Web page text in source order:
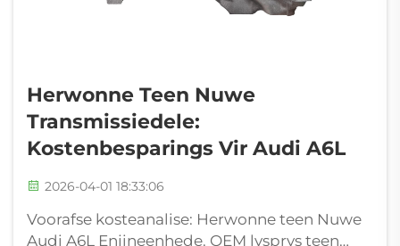
Herwonne Teen Nuwe
Transmissiedele:
Kostenbesparings Vir Audi A6L
2026-04-01 18:33:06
Voorafse kosteanalise: Herwonne teen Nuwe
Audi A6L Enjineenhede. OEM lysprys teen